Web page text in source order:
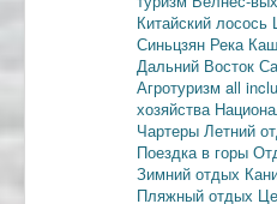
Китайский лосось
Синьцзян Река Каш
Дальний Восток
Агротуризм all
хозяйства
Чартеры Летний
Поездка в горы
Зимний отдых
Пляжный отдых